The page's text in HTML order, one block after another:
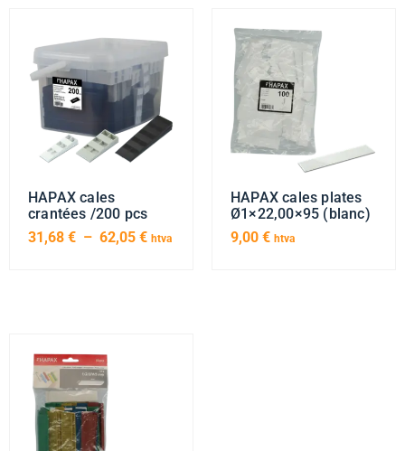
HAPAX cales
crantées /200 pcs
31,68 € – 62,05 € htva
HAPAX cales plates
Ø1×22,00×95 (blanc)
9,00 € htva